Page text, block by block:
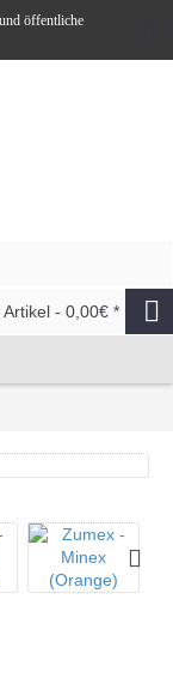
öffentliche
Artikel - 0,00€ *